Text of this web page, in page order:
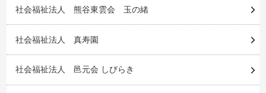
社会福祉法人 熊谷東雲会 玉の緒
社会福祉法人 真寿園
社会福祉法人 邑元会 しびらき